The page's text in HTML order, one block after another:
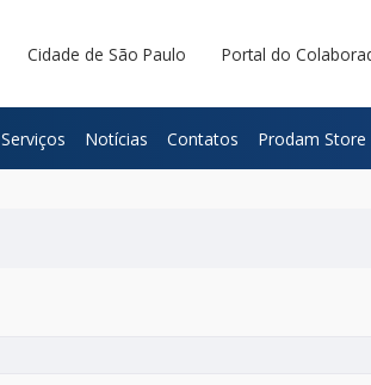
Cidade de São Paulo Portal do
Serviços Notícias Contatos Prodam Store